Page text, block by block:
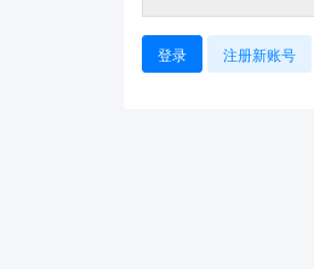
登录 注册新账号